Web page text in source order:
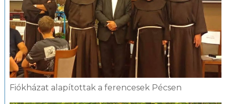
Fiókházat alapítottak a ferencesek Pécsen